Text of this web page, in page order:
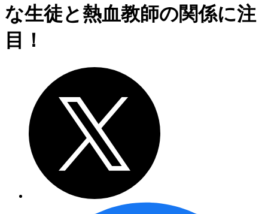
な生徒と熱血教師の関係に注
目！